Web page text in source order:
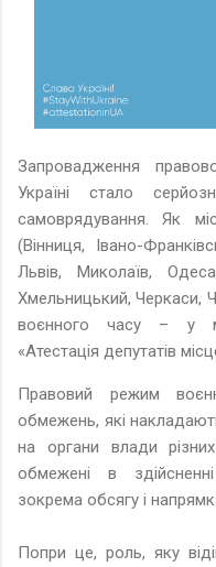
Запровадження
Україні стало
самоврядування. Як
(Вінниця, Івано-
Львів, Миколаїв,
Хмельницький, Черкаси,
воєнного часу – у
«Атестація депутатів
Правовий режим
обмежень, які
на органи влади
обмежені в
зокрема обсягу і
Попри це, роль, яку